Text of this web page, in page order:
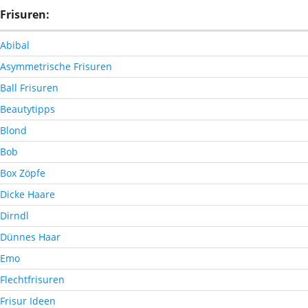
Frisuren:
Abibal
Asymmetrische Frisuren
Ball Frisuren
Beautytipps
Blond
Bob
Box Zöpfe
Dicke Haare
Dirndl
Dünnes Haar
Emo
Flechtfrisuren
Frisur Ideen